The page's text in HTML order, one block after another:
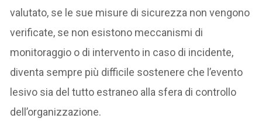
valutato, se le sue misure di sicurezza non vengono
verificate, se non esistono meccanismi di
monitoraggio o di intervento in caso di incidente,
diventa sempre più difficile sostenere che l’evento
lesivo sia del tutto estraneo alla sfera di controllo
dell’organizzazione.